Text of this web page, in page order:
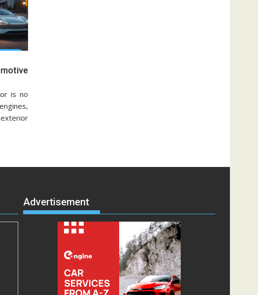
is no
Advertisement